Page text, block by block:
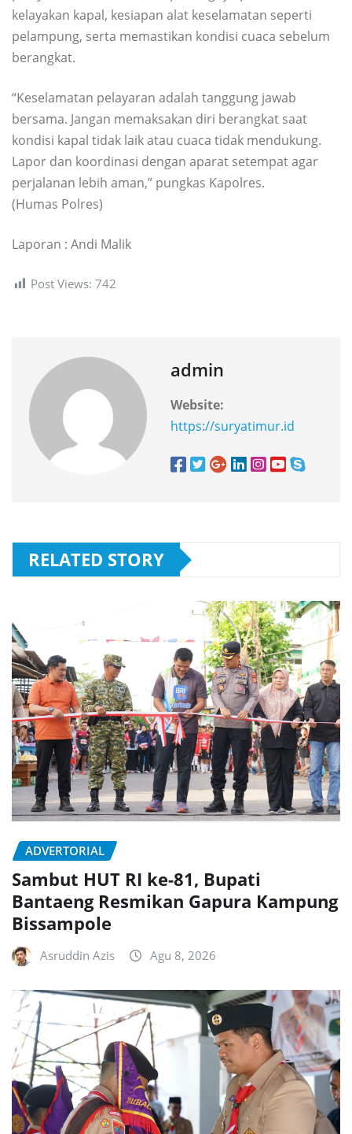
kelayakan kapal, kesiapan alat keselamatan seperti
pelampung, serta memastikan kondisi cuaca sebelum
berangkat.
“Keselamatan pelayaran adalah tanggung jawab
bersama. Jangan memaksakan diri berangkat saat
kondisi kapal tidak laik atau cuaca tidak mendukung.
Lapor dan koordinasi dengan aparat setempat agar
perjalanan lebih aman,” pungkas Kapolres.
(Humas Polres)
Laporan : Andi Malik
Post Views: 742
admin
Website:
https://suryatimur.id
RELATED STORY
ADVERTORIAL
Sambut HUT RI ke-81, Bupati
Bantaeng Resmikan Gapura Kampung
Bissampole
Asruddin Azis Agu 8, 2026